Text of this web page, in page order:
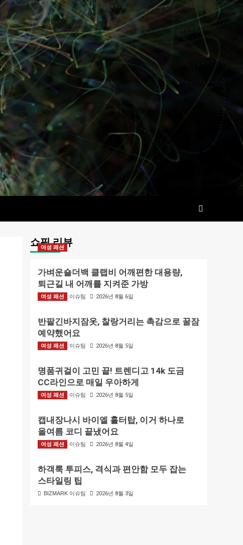
쇼핑 리뷰
여성 패션
가벼운숄더백 클랩비 어깨편한 대용량,
퇴근길 내 어깨를 지켜준 가방
BIZMARK 이슈팀 2026년 8월 6일
여성 패션
반팔긴바지잠옷, 찰랑거리는 촉감으로 꿀잠
예약했어요
BIZMARK 이슈팀 2026년 8월 5일
여성 패션
명품귀걸이 고민 끝! 트렌디고 14k 도금
CC라인으로 매일 우아하게
BIZMARK 이슈팀 2026년 8월 5일
여성 패션
캡내장나시 바이엘 홀터탑, 이거 하나로
올여름 코디 끝냈어요
BIZMARK 이슈팀 2026년 8월 4일
여성 패션
하객룩 투피스, 격식과 편안함 모두 잡는
스타일링 팁
BIZMARK 이슈팀 2026년 8월 3일